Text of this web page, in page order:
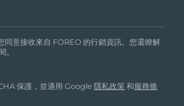
同意接收來自 FOREO 的行銷資訊。您還瞭解
。
保護，並適用 Google隱私政策 和服務條